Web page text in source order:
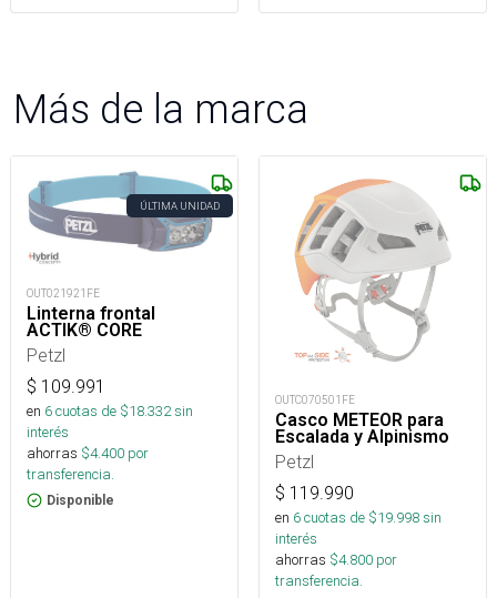
Más de la marca
ÚLTIMA UNIDAD
OUT021921FE
Linterna frontal
ACTIK® CORE
Petzl
$ 109.991
en 6cuotas de $18.332sin
interés
ahorras $4.400 por
transferencia.
Disponible
OUTC070501FE
Casco METEOR para
Escalada y Alpinismo
Petzl
$ 119.990
en 6cuotas de $19.998sin
interés
ahorras $4.800 por
transferencia.